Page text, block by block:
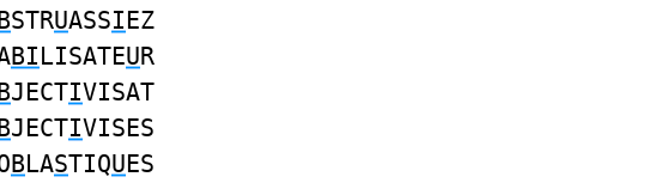
STRUASSIEZ
BILISATEUR
JECTIVISAT
JECTIVISES
BLASTIQUES